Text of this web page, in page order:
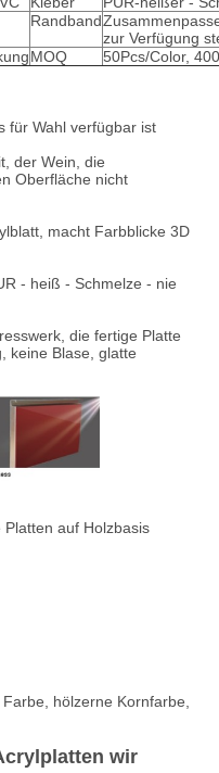
Randband
zur Verfügung
MOQ 50Pcs/Color,
für Wahl verfügbar ist
der Wein, die
Oberfläche nicht
macht Farbblicke 3D
- heiß - Schmelze - nie
die fertige Platte
keine Blase, glatte
auf Holzbasis
hölzerne Kornfarbe,
wir